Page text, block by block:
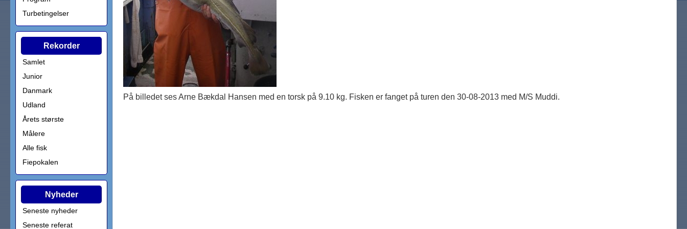
Turbetingelser
Rekorder
Samlet
Junior
Danmark
Udland
Årets største
Målere
Alle fisk
Fiepokalen
Nyheder
Seneste nyheder
Seneste referat
På billedet ses Arne Bækdal Hansen med en torsk på 9.10 kg. Fisken er fanget på turen den 30-08-2013 med M/S Muddi.